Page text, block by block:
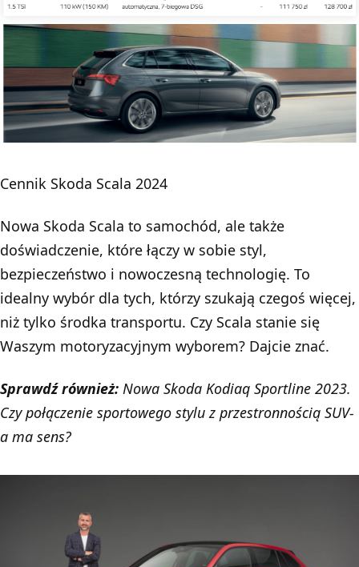
Cennik Skoda Scala 2024
Nowa Skoda Scala to samochód, ale także
doświadczenie, które łączy w sobie styl,
bezpieczeństwo i nowoczesną technologię. To
idealny wybór dla tych, którzy szukają czegoś więcej,
niż tylko środka transportu. Czy Scala stanie się
Waszym motoryzacyjnym wyborem? Dajcie znać.
Sprawdź również: Nowa Skoda Kodiaq Sportline 2023.
Czy połączenie sportowego stylu z przestronnością SUV-
a ma sens?